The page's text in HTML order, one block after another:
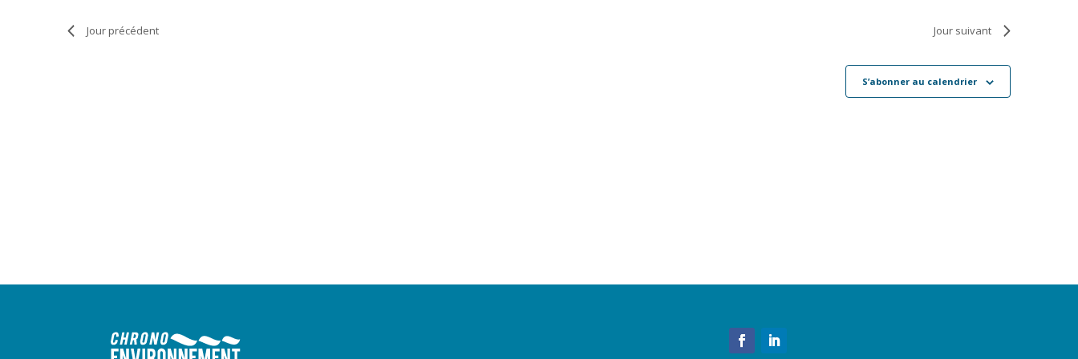
Jour précédent Jour suivant
S’abonner au calendrier